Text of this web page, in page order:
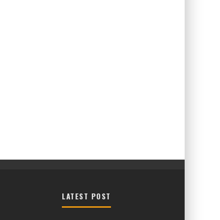
LATEST POST